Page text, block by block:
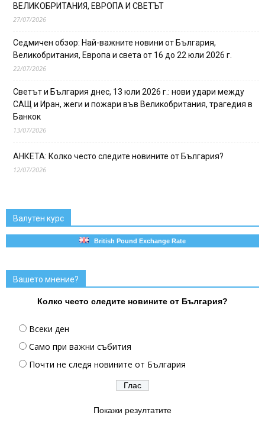
ВЕЛИКОБРИТАНИЯ, ЕВРОПА И СВЕТЪТ
27/07/2026
Седмичен обзор: Най-важните новини от България,
Великобритания, Европа и света от 16 до 22 юли 2026 г.
22/07/2026
Светът и България днес, 13 юли 2026 г.: нови удари между
САЩ и Иран, жеги и пожари във Великобритания, трагедия в
Банкок
13/07/2026
АНКЕТА: Колко често следите новините от България?
12/07/2026
Валутен курс
British Pound Exchange Rate
Вашето мнение?
Колко често следите новините от България?
Всеки ден
Само при важни събития
Почти не следя новините от България
Покажи резултатите